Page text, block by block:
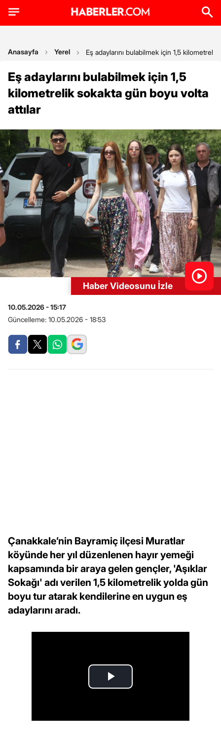
Anasayfa Yerel Eş adaylarını bulabilmek için 1,5
Eş adaylarını bulabilmek için 1,5
kilometrelik sokakta gün boyu volta
attılar
Haber Videosunu İzle
10.05.2026 - 15:17
Güncelleme: 10.05.2026 - 18:53
Çanakkale’nin Bayramiç ilçesi Muratlar
köyünde her yıl düzenlenen hayır yemeği
kapsamında bir araya gelen gençler, 'Aşıklar
Sokağı' adı verilen 1,5 kilometrelik yolda gün
boyu tur atarak kendilerine en uygun eş
adaylarını aradı.